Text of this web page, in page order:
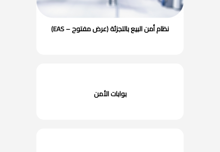
نظام أمن البيع بالتجزئة (عرض مفتوح – EAS)
بوابات الأمن